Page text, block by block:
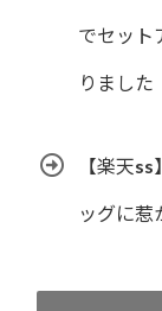
でセット
りました
【楽天
ッグに惹